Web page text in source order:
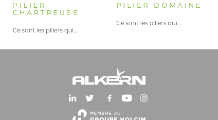
PILIER
CHARTREUSE
Ce sont les piliers qui…
PILIER DOMAINE
Ce sont les piliers qui…